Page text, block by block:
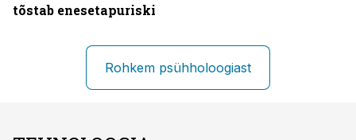
tõstab enesetapuriski
Rohkem psühholoogiast